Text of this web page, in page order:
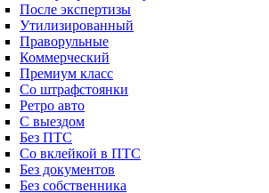
После экспертизы
Утилизированный
Праворульные
Коммерческий
Премиум класс
Со штрафстоянки
Ретро авто
С выездом
Без ПТС
Со вклейкой в ПТС
Без документов
Без собственника